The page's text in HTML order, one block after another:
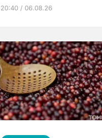
20:40 / 06.08.26